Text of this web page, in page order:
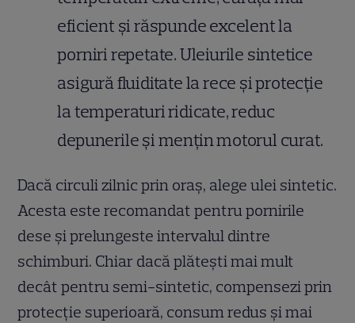
eficient și răspunde excelent la
porniri repetate. Uleiurile sintetice
asigură fluiditate la rece și protecție
la temperaturi ridicate, reduc
depunerile și mențin motorul curat.
Dacă circuli zilnic prin oraș, alege ulei sintetic.
Acesta este recomandat pentru pornirile
dese și prelungeste intervalul dintre
schimburi. Chiar dacă plătești mai mult
decât pentru semi-sintetic, compensezi prin
protecție superioară, consum redus și mai